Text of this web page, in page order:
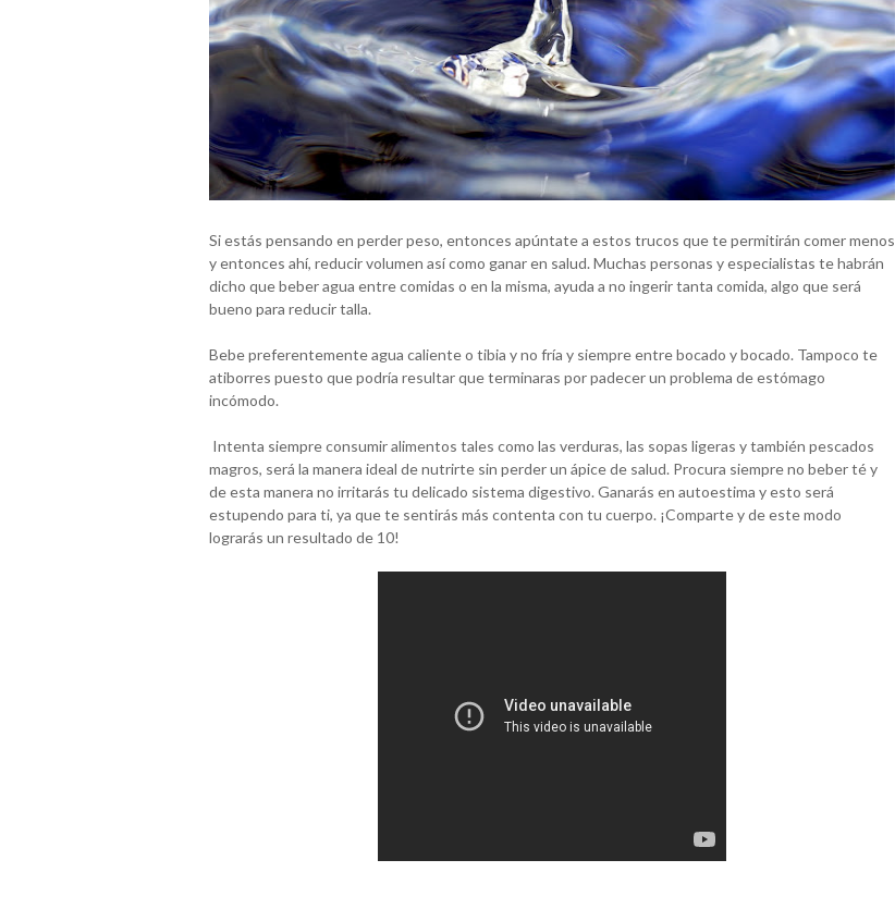
Si estás pensando en perder peso, entonces apúntate a estos trucos que te permitirán comer menos
y entonces ahí, reducir volumen así como ganar en salud. Muchas personas y especialistas te habrán
dicho que beber agua entre comidas o en la misma, ayuda a no ingerir tanta comida, algo que será
bueno para reducir talla.
Bebe preferentemente agua caliente o tibia y no fría y siempre entre bocado y bocado. Tampoco te
atiborres puesto que podría resultar que terminaras por padecer un problema de estómago
incómodo.
Intenta siempre consumir alimentos tales como las verduras, las sopas ligeras y también pescados
magros, será la manera ideal de nutrirte sin perder un ápice de salud. Procura siempre no beber té y
de esta manera no irritarás tu delicado sistema digestivo. Ganarás en autoestima y esto será
estupendo para ti, ya que te sentirás más contenta con tu cuerpo. ¡Comparte y de este modo
lograrás un resultado de 10!